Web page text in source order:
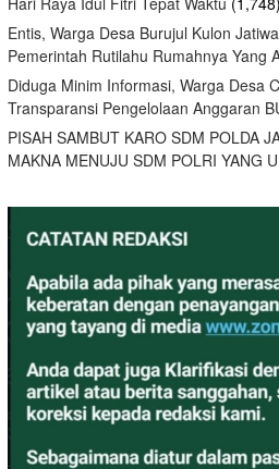
Entis, Warga Desa Burujul Kulon
Pemerintah Rutilahu Rumahnya Yang
Diduga Minim Informasi, Warga Desa
Transparansi Pengelolaan Anggaran
PISAH SAMBUT KARO SDM POLDA
MAKNA MENUJU SDM POLRI YANG